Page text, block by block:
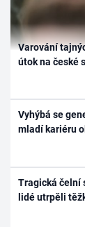
Varování
útok na české
Vyhýbá se
mladí kariéru
Tragická čelní
lidé utrpěli